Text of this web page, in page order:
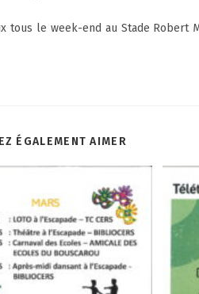
tous le week-end au Stade Robert
ÉGALEMENT AIMER